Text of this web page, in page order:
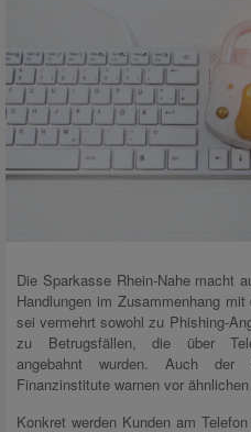
Die Sparkasse Rhein-Nahe macht
Handlungen im Zusammenhang
sei vermehrt sowohl zu Phishing-
zu Betrugsfällen, die über
angebahnt wurden. Auch der
Finanzinstitute warnen vor
Konkret werden Kunden am